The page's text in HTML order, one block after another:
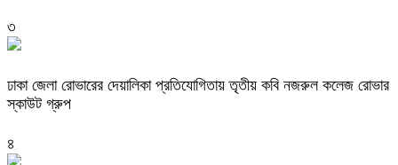
৩
ঢাকা জেলা রোভারের দেয়ালিকা প্রতিযোগিতায় তৃতীয় কবি নজরুল কলেজ রোভার
স্কাউট গ্রুপ
৪